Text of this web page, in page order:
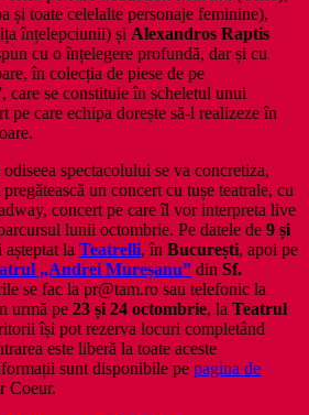
și toate celelalte personaje feminine),
înțelepciunii) și Alexandros Raptis
cu o înțelegere profundă, dar și cu
în colecția de piese de pe
, care se constituie în scheletul unui
pe care echipa dorește să-l realizeze în
spectacolului se va concretiza,
un concert cu tușe teatrale, cu
concert pe care îl vor interpreta live
lunii octombrie. Pe datele de 9 și
la Teatrelli, în București, apoi pe
„Andrei Mureșanu” din Sf.
se fac la pr@tam.ro sau telefonic la
urmă pe 23 și 24 octombrie, la Teatrul
își pot rezerva locuri completând
este liberă la toate aceste
sunt disponibile pe pagina de
Coeur.